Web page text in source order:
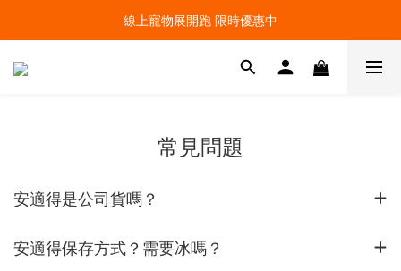
線上寵物展開跑 限時優惠中
線上寵物展開跑 限時優惠中
加入會員，現領100元購物金 ! 立即登入
常見問題
安適得是公司貨嗎？
安適得保存方式？需要冰嗎？